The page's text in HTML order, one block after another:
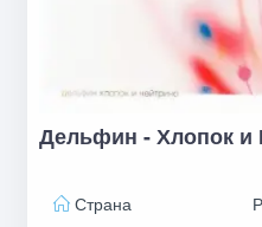
Дельфин - Хлопок и
Страна